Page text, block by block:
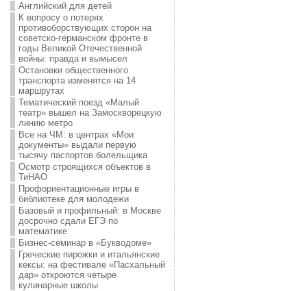
Английский для детей
К вопросу о потерях
противоборствующих сторон на
советско-германском фронте в
годы Великой Отечественной
войны: правда и вымысел
Остановки общественного
транспорта изменятся на 14
маршрутах
Тематический поезд «Малый
театр» вышел на Замоскворецкую
линию метро
Все на ЧМ: в центрах «Мои
документы» выдали первую
тысячу паспортов болельщика
Осмотр строящихся объектов в
ТиНАО
Профориентационные игры в
библиотеке для молодежи
Базовый и профильный: в Москве
досрочно сдали ЕГЭ по
математике
Бизнес-семинар в «Букводоме»
Греческие пирожки и итальянские
кексы: на фестивале «Пасхальный
дар» откроются четыре
кулинарные школы